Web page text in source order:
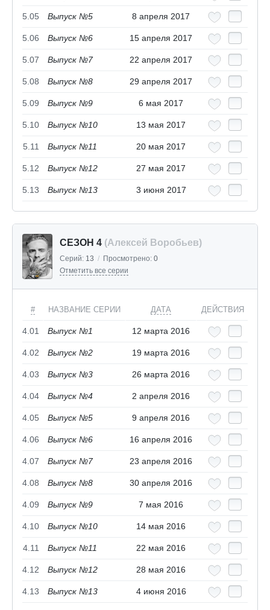
5.05 Выпуск №5 8 апреля 2017
5.06 Выпуск №6 15 апреля 2017
5.07 Выпуск №7 22 апреля 2017
5.08 Выпуск №8 29 апреля 2017
5.09 Выпуск №9 6 мая 2017
5.10 Выпуск №10 13 мая 2017
5.11 Выпуск №11 20 мая 2017
5.12 Выпуск №12 27 мая 2017
5.13 Выпуск №13 3 июня 2017
СЕЗОН 4 (Алексей Воробьев)
Серий: 13 / Просмотрено: 0
Отметить все серии
# НАЗВАНИЕ СЕРИИ ДАТА ДЕЙСТВИЯ
4.01 Выпуск №1 12 марта 2016
4.02 Выпуск №2 19 марта 2016
4.03 Выпуск №3 26 марта 2016
4.04 Выпуск №4 2 апреля 2016
4.05 Выпуск №5 9 апреля 2016
4.06 Выпуск №6 16 апреля 2016
4.07 Выпуск №7 23 апреля 2016
4.08 Выпуск №8 30 апреля 2016
4.09 Выпуск №9 7 мая 2016
4.10 Выпуск №10 14 мая 2016
4.11 Выпуск №11 22 мая 2016
4.12 Выпуск №12 28 мая 2016
4.13 Выпуск №13 4 июня 2016